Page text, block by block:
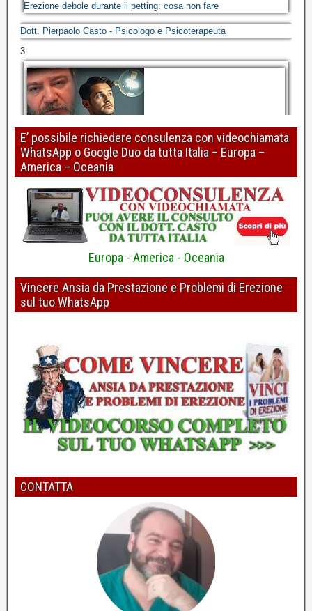
Erezione debole durante il petting: cosa non fare
Dott. Pierpaolo Casto - Psicologo e Psicoterapeuta
3
Perdita o mancanza di erezione: risolvere riconoscendo gli errori
di ragionamento
Dott. Pierpaolo Casto - Psicologo e Psicoterapeuta
Erezioni più forti? Pulire i pensieri con la "R"
Per migliorare l'erezione bisogna risolvere il vero
problema
6
Come potenziare l'erezione e la durata
E’ possibile richiedere consulenza con videochiamata
WhatsApp o Google Duo da tutta Italia – Europa –
America – Oceania
Europa - America - Oceania
Vincere Ansia da Prestazione e Problemi di Erezione
sul tuo WhatsApp
CONTATTA